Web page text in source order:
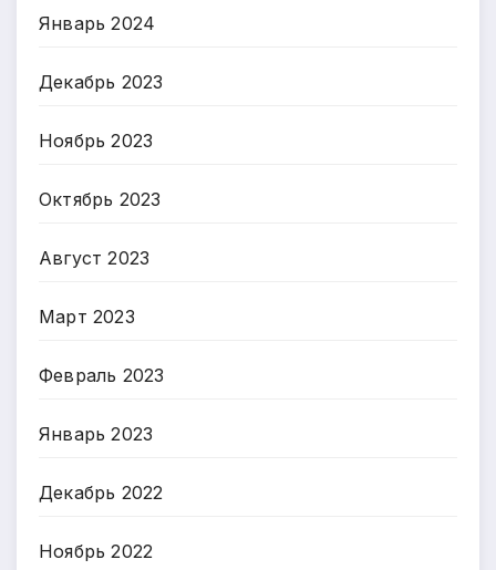
Январь 2024
Декабрь 2023
Ноябрь 2023
Октябрь 2023
Август 2023
Март 2023
Февраль 2023
Январь 2023
Декабрь 2022
Ноябрь 2022